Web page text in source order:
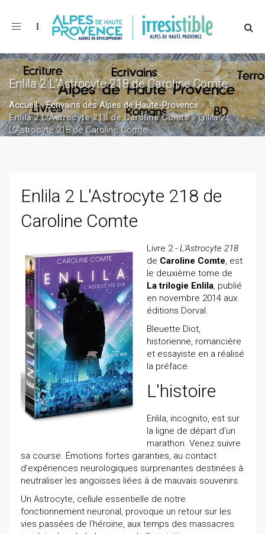
Toggle
Enlila 2 L'Astrocyte 218 de Caroline Comte
Accueil»Ecrivains des Alpes de Haute-Provence»
Enlila 2 L'Astrocyte 218 de Caroline Comte»Enlila 2
L'Astrocyte 218 de Caroline Comte
Enlila 2 L'Astrocyte 218 de
Caroline Comte
Livre 2 - L'Astrocyte 218
de Caroline Comte, est
le deuxième tome de
La trilogie Enlila, publié
en novembre 2014 aux
éditions Dorval.
Bleuette Diot,
historienne, romancière
et essayiste en a réalisé
la préface.
L'histoire
Enlila, incognito, est sur
la ligne de départ d’un
marathon. Venez suivre
sa course. Émotions fortes garanties, au contact
d’expériences neurologiques surprenantes destinées à
neutraliser les angoisses liées à de mauvais souvenirs.
Un Astrocyte, cellule essentielle de notre
fonctionnement neuronal, provoque un retour sur les
vies passées de l’héroïne, aux temps des massacres